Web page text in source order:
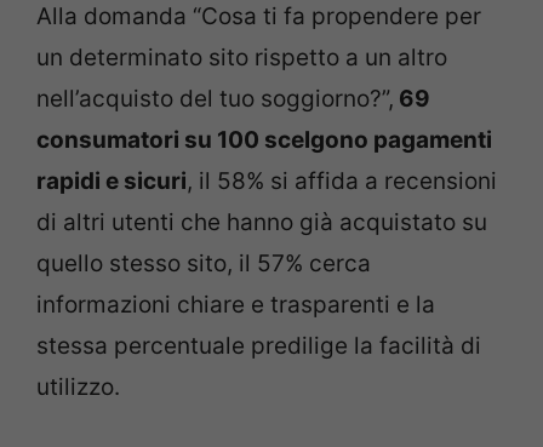
Alla domanda “Cosa ti fa propendere per
un determinato sito rispetto a un altro
nell’acquisto del tuo soggiorno?”, 69
consumatori su 100 scelgono pagamenti
rapidi e sicuri, il 58% si affida a recensioni
di altri utenti che hanno già acquistato su
quello stesso sito, il 57% cerca
informazioni chiare e trasparenti e la
stessa percentuale predilige la facilità di
utilizzo.